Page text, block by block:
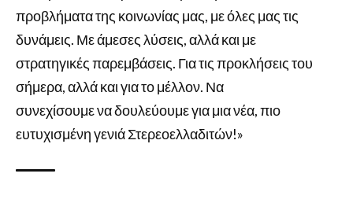
προβλήματα της κοινωνίας μας, με όλες μας τις
δυνάμεις. Με άμεσες λύσεις, αλλά και με
στρατηγικές παρεμβάσεις. Για τις προκλήσεις του
σήμερα, αλλά και για το μέλλον. Να
συνεχίσουμε να δουλεύουμε για μια νέα, πιο
ευτυχισμένη γενιά Στερεοελλαδιτών!»